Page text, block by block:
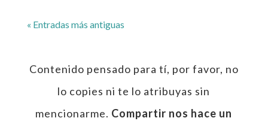
« Entradas más antiguas
Contenido pensado para tí, por favor, no
lo copies ni te lo atribuyas sin
mencionarme. Compartir nos hace un